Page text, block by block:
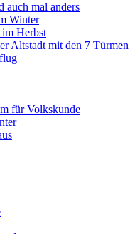
auch mal anders
Winter
Herbst
Altstadt mit den 7 Türmen
für Volkskunde